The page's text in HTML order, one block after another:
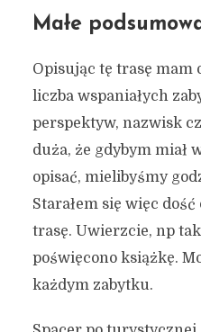
Małe
Opisując tę trasę mam
liczba wspaniałych
perspektyw, nazwisk
duża, że gdybym miał
opisać, mielibyśmy
Starałem się więc
trasę. Uwierzcie, np
poświęcono książkę.
każdym zabytku.